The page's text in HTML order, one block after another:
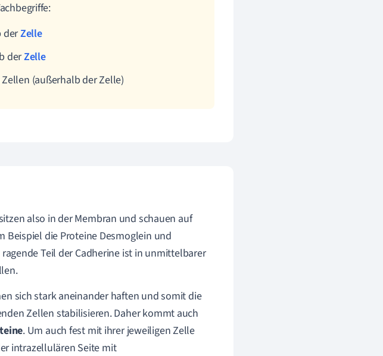
derZelle
derZelle
(außerhalb der Zelle)
also in der Membran und schauen auf
Beispiel die Proteine Desmoglein und
Teil der Cadherine ist in unmittelbarer
sich stark aneinander haften und somit die
Zellen stabilisieren. Daher kommt auch
. Um auch fest mit ihrer jeweiligen Zelle
intrazellulären Seite mit